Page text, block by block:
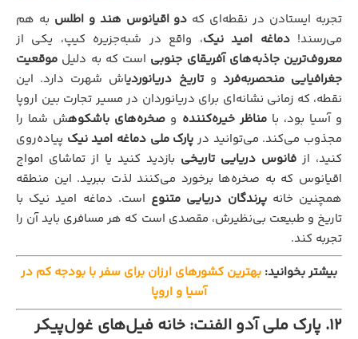
تجربه ایستادن در نقطه‌ای که دو اقیانوس هند و اطلس به هم
می‌رسند!دماغه امید نیک، واقع در شبه‌جزیره کیپ، یکی از
معروف‌ترین جاذبه‌های آفریقای جنوبی است که به دلیل موقعیت
جغرافیایی منحصربه‌فرد وتاریخ دریانوردیاش شهرت دارد. این
نقطه، که زمانی نشانه‌ای برای دریانوردان در مسیر تجارت بین اروپا
و آسیا بود، بامناظر خیره‌کننده و صخره‌های باشکوهش شما را
مجذوب می‌کند. می‌توانید در پارک ملی دماغه امید نیک پیاده‌روی
کنید، از فانوس دریایی تاریخی بازدید کنید یا از تماشای امواج
اقیانوس که به صخره‌ها برخورد می‌کنند لذت ببرید. این منطقه
همچنین خانهپرندگان دریایی متنوع است. دماغه امید نیک با
تاریخ و طبیعت بی‌نظیرش، مقصدی است که هر مسافری باید آن را
تجربه کند.
بیشتر بخوانید: بهترین کشورهای ارزان برای سفر با بودجه کم در
آسیا و اروپا
۱۲. پارک ملی آدو الفنت: خانه فیل‌های غول‌پیکر